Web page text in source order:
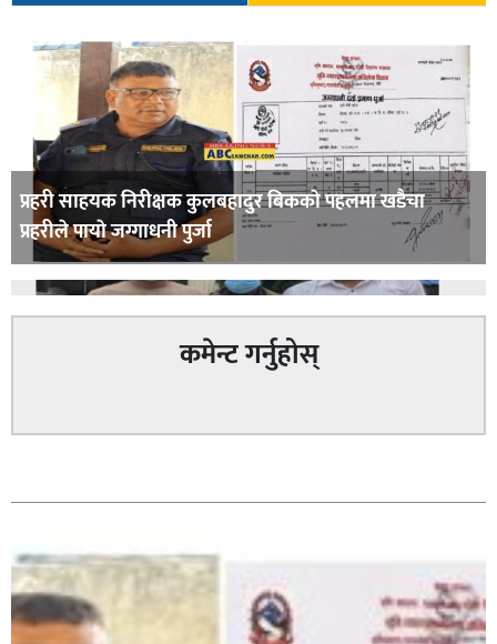
प्रहरी साहयक निरीक्षक कुलबहादुर बिककाे पहलमा खडैचा
प्रहरीले पायाे जग्गाधनी पुर्जा
कमेन्ट गर्नुहोस्